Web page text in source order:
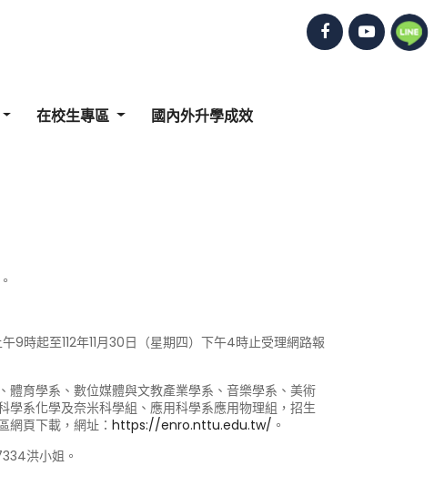
在校生專區 國內外升學成效
9時起至112年11月30日（星期四）下午4時止受理網路報
育學系、數位媒體與文教產業學系、音樂學系、美術
系化學及奈米科學組、應用科學系應用物理組，招生
網頁下載，網址： https://enro.nttu.edu.tw/ 。
洪小姐。